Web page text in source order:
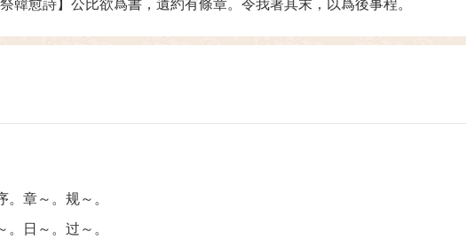
章～。规～。
日～。过～。